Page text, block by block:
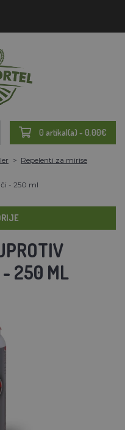
0 artikal(a) - 0,00€
Repelenti za mirise
- 250 ml
- 250 ML